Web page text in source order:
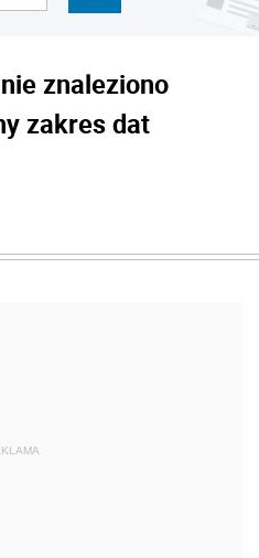
znaleziono
zakres dat